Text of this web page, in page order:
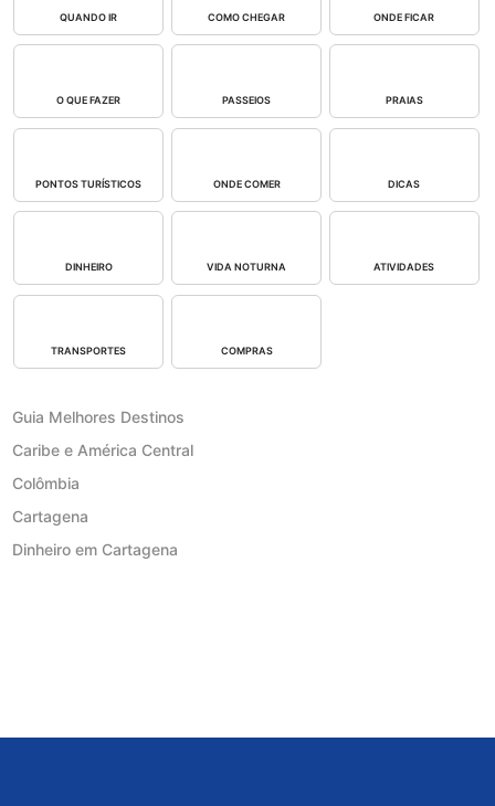
QUANDO IR COMO CHEGAR ONDE FICAR
O QUE FAZER PASSEIOS PRAIAS
PONTOS TURÍSTICOS ONDE COMER DICAS
DINHEIRO VIDA NOTURNA ATIVIDADES
TRANSPORTES COMPRAS
Guia Melhores Destinos
Caribe e América Central
Colômbia
Cartagena
Dinheiro em Cartagena